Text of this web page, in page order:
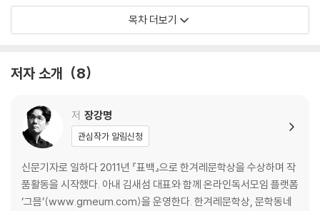
기획의 말 ◆ 김보영
작가 후기 ◆ 장강명 김아정 우다영 임태운 이서영 전혜진 김보영 김상현
목차 더보기
저자 소개 8
저 장강명
관심작가 알림신청
신문기자로 일하다 2011년 『표백』으로 한겨레문학상을 수상하며 작
품활동을 시작했다. 아내 김새섬 대표와 함께 온라인독서모임 플랫폼
‘그믐’(www.gmeum.com)을 운영한다. 한겨레문학상, 문학동네